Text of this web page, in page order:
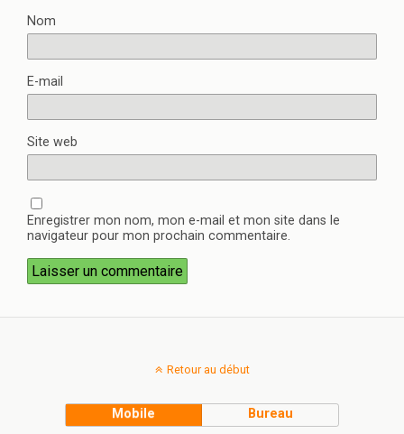
Nom
E-mail
Site web
Enregistrer mon nom, mon e-mail et mon site dans le
navigateur pour mon prochain commentaire.
Retour au début
Mobile Bureau